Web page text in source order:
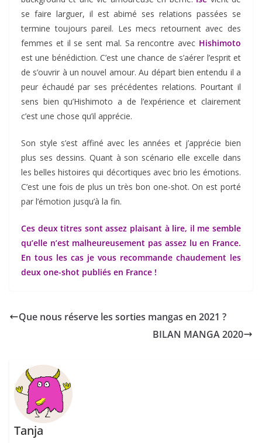
se faire larguer, il est abimé ses relations passées se
termine toujours pareil. Les mecs retournent avec des
femmes et il se sent mal. Sa rencontre avec Hishimoto
est une bénédiction. C’est une chance de s’aérer l’esprit et
de s’ouvrir à un nouvel amour. Au départ bien entendu il a
peur échaudé par ses précédentes relations. Pourtant il
sens bien qu’Hishimoto a de l’expérience et clairement
c’est une chose qu’il apprécie.
Son style s’est affiné avec les années et j’apprécie bien
plus ses dessins. Quant à son scénario elle excelle dans
les belles histoires qui décortiques avec brio les émotions.
C’est une fois de plus un très bon one-shot. On est porté
par l’émotion jusqu’à la fin.
Ces deux titres sont assez plaisant à lire, il me semble
qu’elle n’est malheureusement pas assez lu en France.
En tous les cas je vous recommande chaudement les
deux one-shot publiés en France !
Que nous réserve les sorties mangas en 2021 ?
BILAN MANGA 2020
Tanja